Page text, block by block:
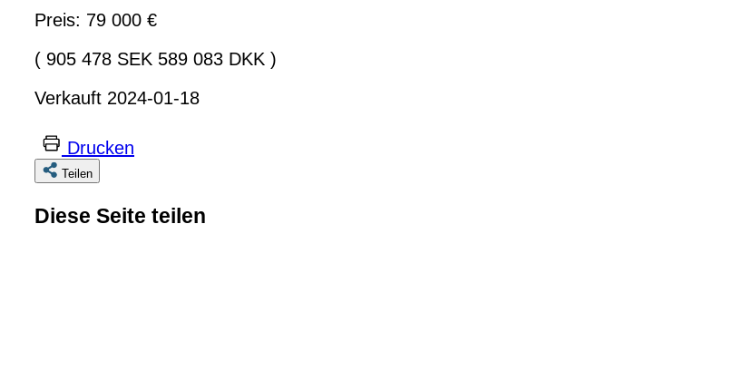
Preis: 79 000 €
( 905 478 SEK 589 083 DKK )
Verkauft 2024-01-18
Drucken
Teilen
Diese Seite teilen